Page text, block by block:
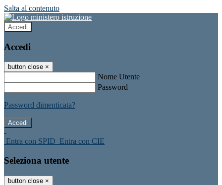
Salta al contenuto
Accedi
Accedi
button close ×
Nome Utente
Password
Password dimenticata?
-
Entra con SPID Entra con CIE
Seleziona utente
button close ×